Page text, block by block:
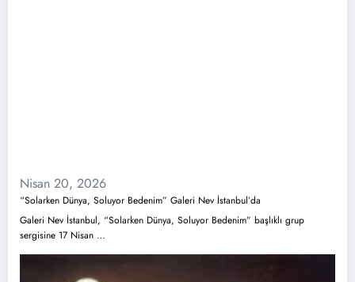
Nisan 20, 2026
“Solarken Dünya, Soluyor Bedenim” Galeri Nev İstanbul’da
Galeri Nev İstanbul, “Solarken Dünya, Soluyor Bedenim” başlıklı grup
sergisine 17 Nisan …